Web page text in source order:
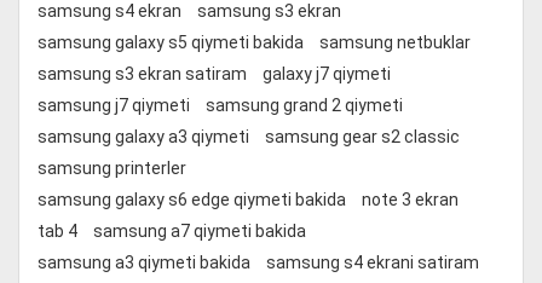
samsung s4 ekran
samsung s3 ekran
samsung galaxy s5 qiymeti bakida
samsung netbuklar
samsung s3 ekran satiram
galaxy j7 qiymeti
samsung j7 qiymeti
samsung grand 2 qiymeti
samsung galaxy a3 qiymeti
samsung gear s2 classic
samsung printerler
samsung galaxy s6 edge qiymeti bakida
note 3 ekran
tab 4
samsung a7 qiymeti bakida
samsung a3 qiymeti bakida
samsung s4 ekrani satiram